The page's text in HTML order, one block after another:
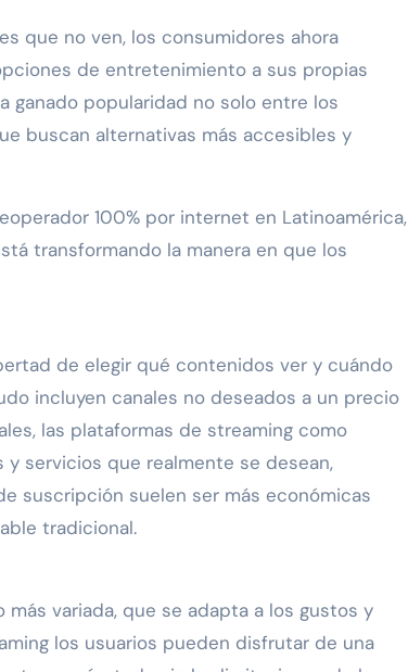
que no ven, los consumidores ahora
de entretenimiento a sus propias
ganado popularidad no solo entre los
buscan alternativas más accesibles y
100% por internet en Latinoamérica,
transformando la manera en que los
de elegir qué contenidos ver y cuándo
incluyen canales no deseados a un precio
las plataformas de streaming como
servicios que realmente se desean,
suscripción suelen ser más económicas
tradicional.
variada, que se adapta a los gustos y
los usuarios pueden disfrutar de una